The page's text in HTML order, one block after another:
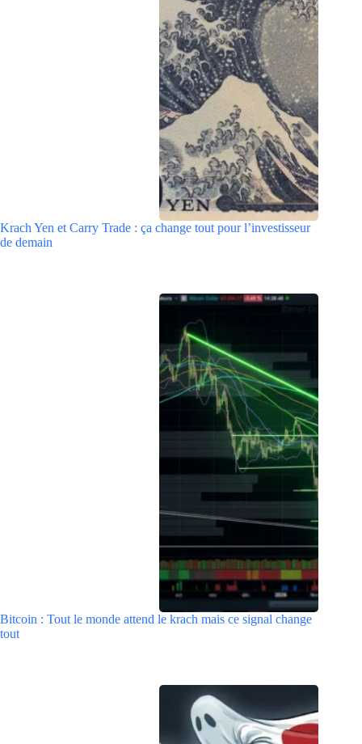
Krach Yen et Carry Trade : ça change tout pour l’investisseur
de demain
Bitcoin : Tout le monde attend le krach mais ce signal change
tout